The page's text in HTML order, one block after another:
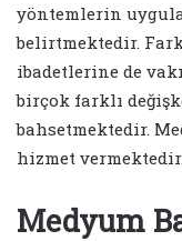
yöntemlerin
belirtmektedir.
ibadetlerine de
birçok farklı
bahsetmektedir.
hizmet vermektedir.
Medyum